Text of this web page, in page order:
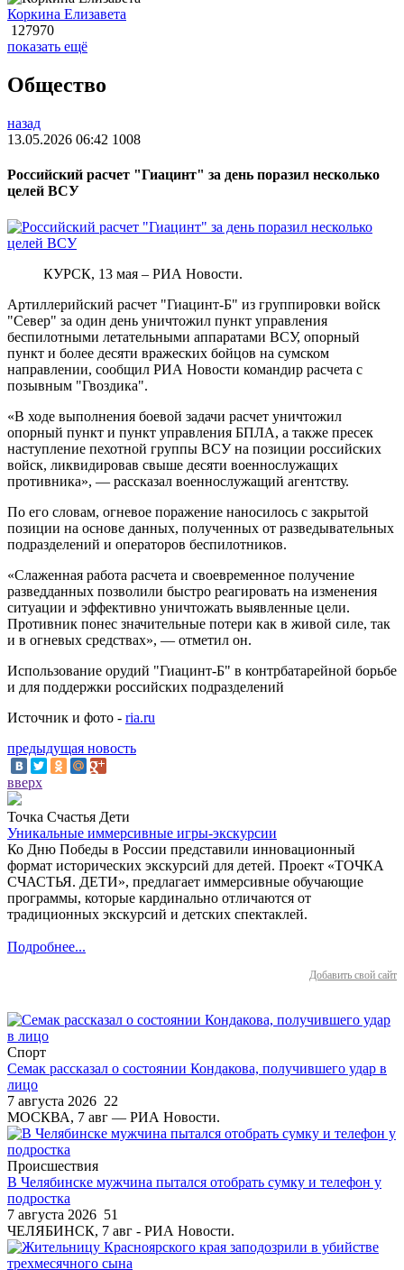
Коркина Елизавета
127970
показать ещё
Общество
назад
13.05.2026 06:42 1008
Российский расчет "Гиацинт" за день поразил несколько
целей ВСУ
КУРСК, 13 мая – РИА Новости.
Артиллерийский расчет "Гиацинт-Б" из группировки войск
"Север" за один день уничтожил пункт управления
беспилотными летательными аппаратами ВСУ, опорный
пункт и более десяти вражеских бойцов на сумском
направлении, сообщил РИА Новости командир расчета с
позывным "Гвоздика".
«В ходе выполнения боевой задачи расчет уничтожил
опорный пункт и пункт управления БПЛА, а также пресек
наступление пехотной группы ВСУ на позиции российских
войск, ликвидировав свыше десяти военнослужащих
противника», — рассказал военнослужащий агентству.
По его словам, огневое поражение наносилось с закрытой
позиции на основе данных, полученных от разведывательных
подразделений и операторов беспилотников.
«Слаженная работа расчета и своевременное получение
разведданных позволили быстро реагировать на изменения
ситуации и эффективно уничтожать выявленные цели.
Противник понес значительные потери как в живой силе, так
и в огневых средствах», — отметил он.
Использование орудий "Гиацинт-Б" в контрбатарейной борьбе
и для поддержки российских подразделений
Источник и фото - ria.ru
предыдущая новость
вверх
Точка Счастья Дети
Уникальные иммерсивные игры-экскурсии
Ко Дню Победы в России представили инновационный
формат исторических экскурсий для детей. Проект «ТОЧКА
СЧАСТЬЯ. ДЕТИ», предлагает иммерсивные обучающие
программы, которые кардинально отличаются от
традиционных экскурсий и детских спектаклей.
Подробнее...
Добавить свой сайт
Спорт
Семак рассказал о состоянии Кондакова, получившего удар в
лицо
7 августа 2026 22
МОСКВА, 7 авг — РИА Новости.
Происшествия
В Челябинске мужчина пытался отобрать сумку и телефон у
подростка
7 августа 2026 51
ЧЕЛЯБИНСК, 7 авг - РИА Новости.